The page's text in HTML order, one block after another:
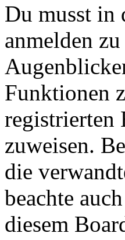
Du musst in
anmelden
Funktionen
registrierten
zuweisen.
die
beachte
diesem